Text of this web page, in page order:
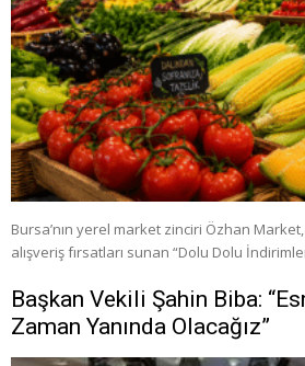
Bursa’nın yerel market zinciri Özhan
alışveriş fırsatları sunan “Dolu Dolu
Başkan Vekili Şahin Biba:
Zaman Yanında Olacağız”